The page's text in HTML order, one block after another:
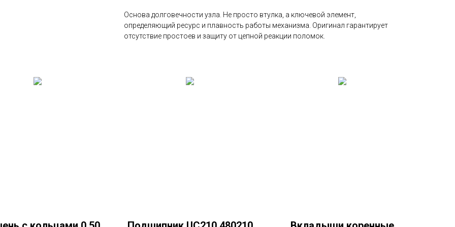
Основа долговечности узла. Не просто втулка, а ключевой элемент,
определяющий ресурс и плавность работы механизма. Оригинал гарантирует
отсутствие простоев и защиту от цепной реакции поломок.